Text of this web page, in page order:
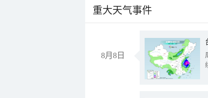
重大天气事件
8月8日